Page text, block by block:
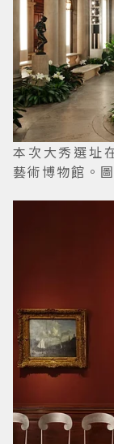
本次大秀選
藝術博物館。